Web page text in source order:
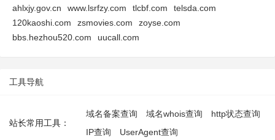
ahlxjy.gov.cn
www.lsrfzy.com tlcbf.com
telsda.com
120kaoshi.com
zsmovies.com
zoyse.com
bbs.hezhou520.com
uucall.com
工具导航
站长常用工具：
域名备案查询 域名whois查询
http状态查询
IP查询
UserAgent查询